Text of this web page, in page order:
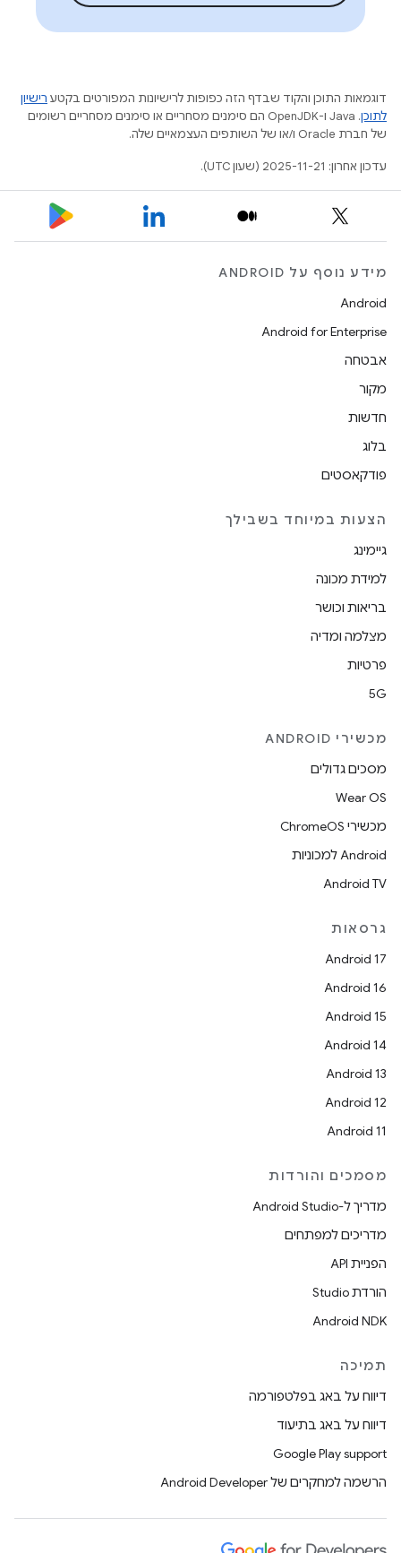
דוגמאות התוכן והקוד שבדף הזה כפופות לרישיונות המפורטים בקטע רישיון
לתוכן
.‏ Java ו-OpenJDK הם סימנים מסחריים או סימנים מסחריים רשומים
של חברת Oracle ו/או של השותפים העצמאיים שלה.
עדכון אחרון: 2025-11-21 (שעון UTC).
מידע נוסף על ANDROID
Android
Android for Enterprise
אבטחה
מקור
חדשות
בלוג
פודקאסטים
הצעות במיוחד בשבילך
גיימינג
למידת מכונה
בריאות וכושר
מצלמה ומדיה
פרטיות
5G
מכשירי ANDROID
מסכים גדולים
Wear OS
מכשירי ChromeOS
Android למכוניות
Android TV
גרסאות
Android 17
Android 16
Android 15
Android 14
Android 13
Android 12
Android 11
מסמכים והורדות
מדריך ל-Android Studio
מדריכים למפתחים
הפניית API
הורדת Studio
Android NDK
תמיכה
דיווח על באג בפלטפורמה
דיווח על באג בתיעוד
Google Play support
הרשמה למחקרים של Android Developer